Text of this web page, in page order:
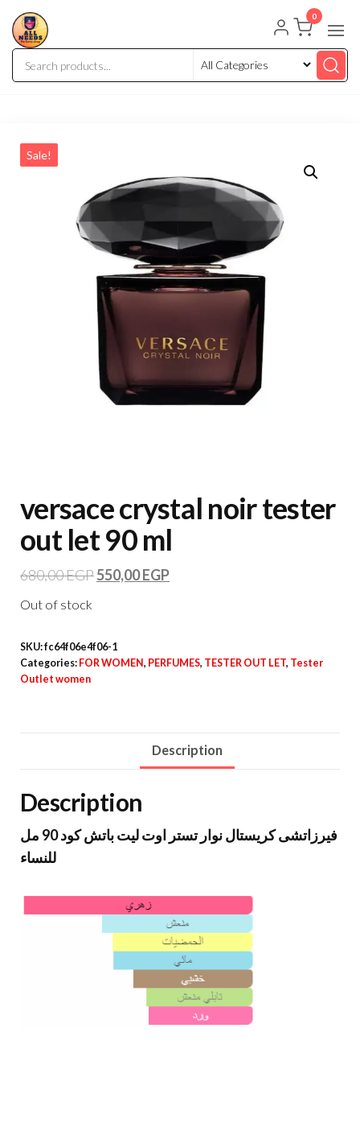
0
Sale!
versace crystal noir tester
out let 90 ml
680,00EGP550,00EGP
Out of stock
SKU:fc64f06e4f06-1
Categories: FOR WOMEN, PERFUMES, TESTER OUT LET, Tester
Outlet women
Description
Description
فيرزاتشى كريستال نوار تستر اوت ليت باتش كود 90 مل
للنساء